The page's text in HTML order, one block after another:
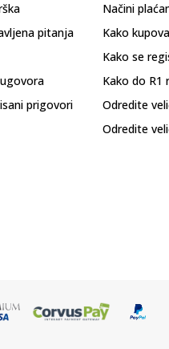
pitanja
prigovori
Načini
Kako
Kako se
Kako do R1
Odredite
Odredite